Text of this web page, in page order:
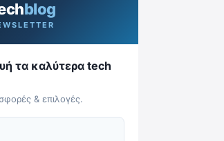
blog
τα καλύτερα tech
& επιλογές.